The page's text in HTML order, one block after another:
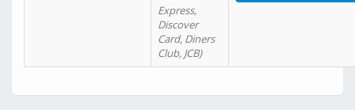
Express,
Discover
Card, Diners
Club, JCB)